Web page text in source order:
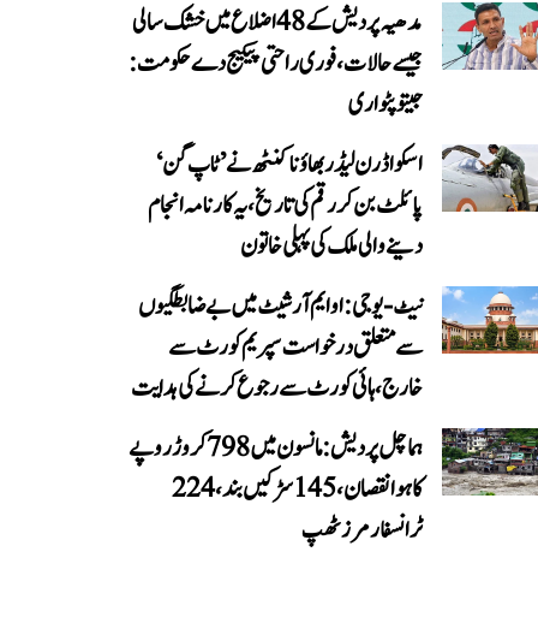
مدھیہ پردیش کے 48 اضلاع میں خشک سالی
جیسے حالات، فوری راحتی پیکیج دے حکومت:
جیتو پٹواری
اسکواڈرن لیڈر بھاؤنا کنٹھ نے ’ٹاپ گن‘
پائلٹ بن کر رقم کی تاریخ، یہ کارنامہ انجام
دینے والی ملک کی پہلی خاتون
نیٹ-یو جی: او ایم آر شیٹ میں بے ضابطگیوں
سے متعلق درخواست سپریم کورٹ سے
خارج، ہائی کورٹ سے رجوع کرنے کی ہدایت
ہماچل پردیش: مانسون میں 798 کروڑ روپے
کا ہوا نقصان، 145 سڑکیں بند، 224
ٹرانسفارمرز ٹھپ